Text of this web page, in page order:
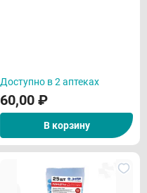
Доступно в 2 аптеках
60,00 ₽
В корзину